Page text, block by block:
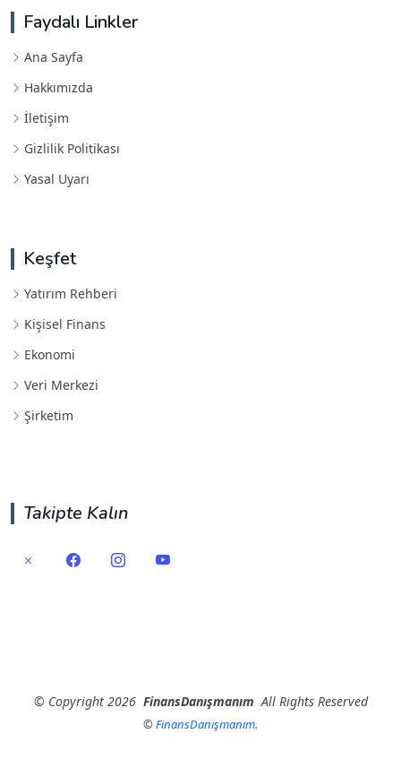
Faydalı Linkler
Ana Sayfa
Hakkımızda
İletişim
Gizlilik Politikası
Yasal Uyarı
Keşfet
Yatırım Rehberi
Kişisel Finans
Ekonomi
Veri Merkezi
Şirketim
Takipte Kalın
© Copyright2026 FinansDanışmanım All Rights Reserved
©FinansDanışmanım.